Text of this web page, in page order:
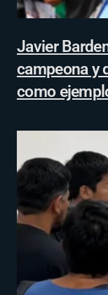
Javier
campeona y
como